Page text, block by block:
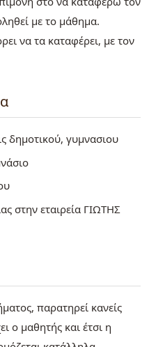
με το μάθημα.
να τα καταφέρει, με τον
δημοτικού, γυμνασιου
στην εταιρεία ΓΙΩΤΗΣ
παρατηρεί κανείς
ο μαθητής και έτσι η